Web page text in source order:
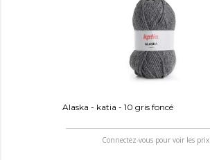
Alaska - katia - 10 gris foncé
Connectez-vous pour voir les prix